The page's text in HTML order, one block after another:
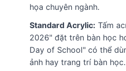
họa chuyên ngành.
Standard Acrylic: Tấm
2026" đặt trên bàn học
Day of School" có thể
ảnh hay trang trí bàn học.